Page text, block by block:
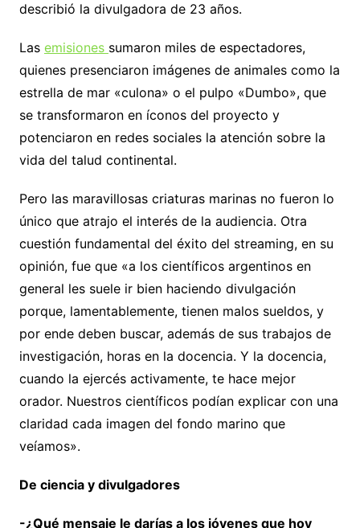
describió la divulgadora de 23 años.
Las emisiones sumaron miles de espectadores,
quienes presenciaron imágenes de animales como la
estrella de mar «culona» o el pulpo «Dumbo», que
se transformaron en íconos del proyecto y
potenciaron en redes sociales la atención sobre la
vida del talud continental.
Pero las maravillosas criaturas marinas no fueron lo
único que atrajo el interés de la audiencia. Otra
cuestión fundamental del éxito del streaming, en su
opinión, fue que «a los científicos argentinos en
general les suele ir bien haciendo divulgación
porque, lamentablemente, tienen malos sueldos, y
por ende deben buscar, además de sus trabajos de
investigación, horas en la docencia. Y la docencia,
cuando la ejercés activamente, te hace mejor
orador. Nuestros científicos podían explicar con una
claridad cada imagen del fondo marino que
veíamos».
De ciencia y divulgadores
-¿Qué mensaje le darías a los jóvenes que hoy